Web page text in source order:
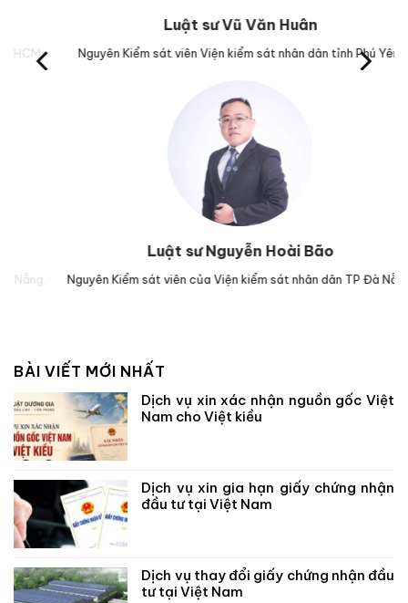
Luật sư Vũ Văn Huân
Nguyên Kiểm sát viên Viện kiểm sát nhân dân tỉnh Phú Yên.
Luật sư Nguyễn Hoài Bão
Nguyên Kiểm sát viên của Viện kiểm sát nhân dân TP Đà Nẵng.
BÀI VIẾT MỚI NHẤT
Dịch vụ xin xác nhận nguồn gốc Việt
Nam cho Việt kiều
Dịch vụ xin gia hạn giấy chứng nhận
đầu tư tại Việt Nam
Dịch vụ thay đổi giấy chứng nhận đầu
tư tại Việt Nam